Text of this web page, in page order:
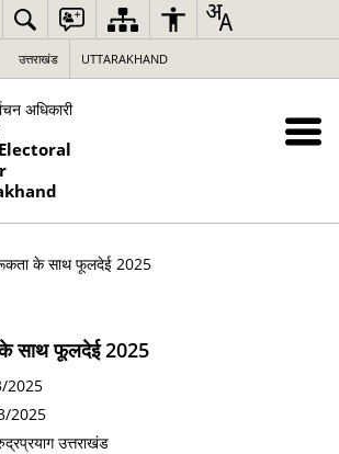
उत्तराखंड UTTARAKHAND
अधिकारी
के साथ फूलदेई 2025
के साथ फूलदेई 2025
2025
2025
उत्तराखंड